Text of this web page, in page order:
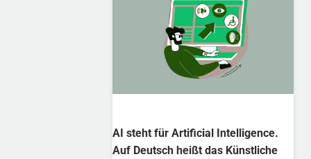
AI steht für Artificial Intelligence.
Auf Deutsch heißt das Künstliche